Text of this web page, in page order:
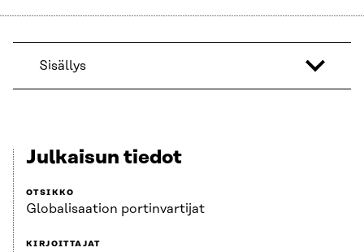
Sisällys
Julkaisun tiedot
OTSIKKO
Globalisaation portinvartijat
KIRJOITTAJAT